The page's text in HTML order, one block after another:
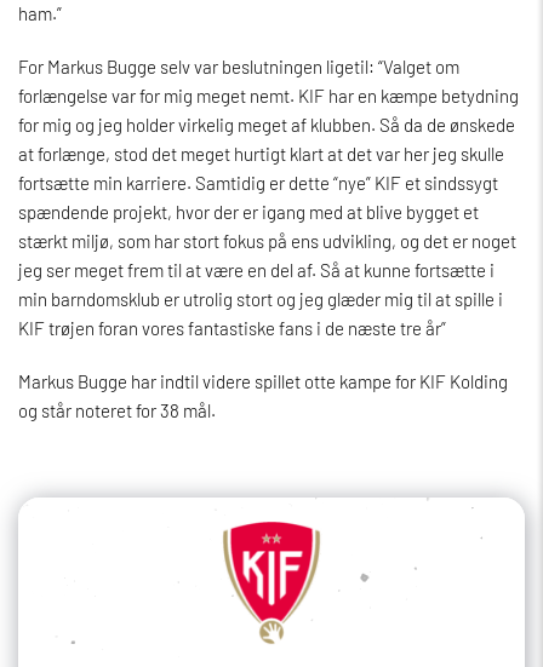
ham.”
For Markus Bugge selv var beslutningen ligetil: “Valget om
forlængelse var for mig meget nemt. KIF har en kæmpe betydning
for mig og jeg holder virkelig meget af klubben. Så da de ønskede
at forlænge, stod det meget hurtigt klart at det var her jeg skulle
fortsætte min karriere. Samtidig er dette “nye” KIF et sindssygt
spændende projekt, hvor der er igang med at blive bygget et
stærkt miljø, som har stort fokus på ens udvikling, og det er noget
jeg ser meget frem til at være en del af. Så at kunne fortsætte i
min barndomsklub er utrolig stort og jeg glæder mig til at spille i
KIF trøjen foran vores fantastiske fans i de næste tre år”
Markus Bugge har indtil videre spillet otte kampe for KIF Kolding
og står noteret for 38 mål.